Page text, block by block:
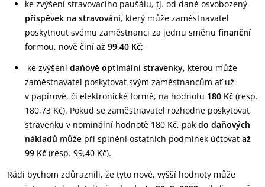
ke zvýšení stravovacího paušálu, tj. od daně osvobozený
příspěvek na stravování, který může zaměstnavatel
poskytnout svému zaměstnanci za jednu směnu finanční
formou, nově činí až 99,40 Kč;
ke zvýšení daňově optimální stravenky, kterou může
zaměstnavatel poskytovat svým zaměstnancům ať už
v papírové, či elektronické formě, na hodnotu 180 Kč (resp.
180,73 Kč). Pokud se zaměstnavatel rozhodne poskytovat
stravenku v nominální hodnotě 180 Kč, pak do daňových
nákladů může při splnění ostatních podmínek účtovat až
99 Kč (resp. 99,40 Kč).
Rádi bychom zdůraznili, že tyto nové, vyšší hodnoty může